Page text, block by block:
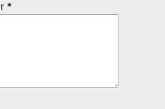
*